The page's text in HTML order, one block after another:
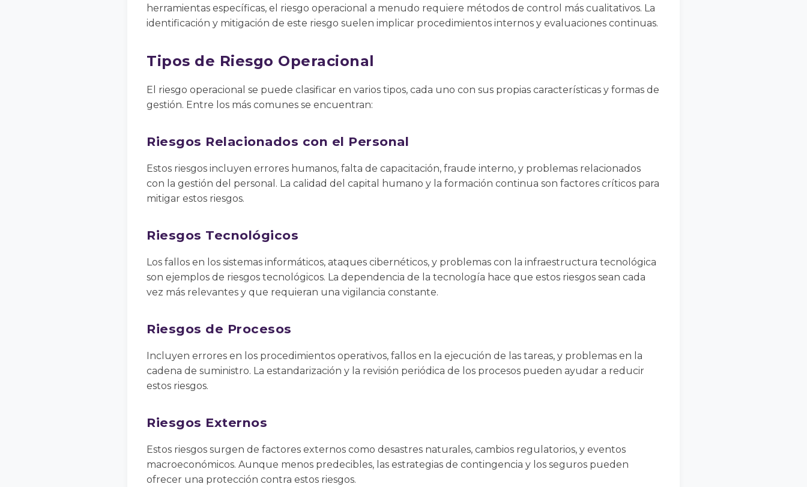
herramientas específicas, el riesgo operacional a menudo requiere métodos de control más cualitativos. La
identificación y mitigación de este riesgo suelen implicar procedimientos internos y evaluaciones continuas.
Tipos de Riesgo Operacional
El riesgo operacional se puede clasificar en varios tipos, cada uno con sus propias características y formas de
gestión. Entre los más comunes se encuentran:
Riesgos Relacionados con el Personal
Estos riesgos incluyen errores humanos, falta de capacitación, fraude interno, y problemas relacionados
con la gestión del personal. La calidad del capital humano y la formación continua son factores críticos para
mitigar estos riesgos.
Riesgos Tecnológicos
Los fallos en los sistemas informáticos, ataques cibernéticos, y problemas con la infraestructura tecnológica
son ejemplos de riesgos tecnológicos. La dependencia de la tecnología hace que estos riesgos sean cada
vez más relevantes y que requieran una vigilancia constante.
Riesgos de Procesos
Incluyen errores en los procedimientos operativos, fallos en la ejecución de las tareas, y problemas en la
cadena de suministro. La estandarización y la revisión periódica de los procesos pueden ayudar a reducir
estos riesgos.
Riesgos Externos
Estos riesgos surgen de factores externos como desastres naturales, cambios regulatorios, y eventos
macroeconómicos. Aunque menos predecibles, las estrategias de contingencia y los seguros pueden
ofrecer una protección contra estos riesgos.